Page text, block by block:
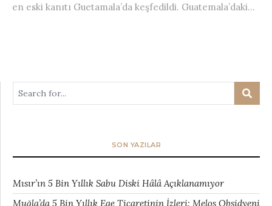
en eski kanıtı Guetamala’da keşfedildi. Guatemala’daki...
SON YAZILAR
Mısır’ın 5 Bin Yıllık Sabu Diski Hâlâ Açıklanamıyor
Muğla’da 5 Bin Yıllık Ege Ticaretinin İzleri: Melos Obsidyeni